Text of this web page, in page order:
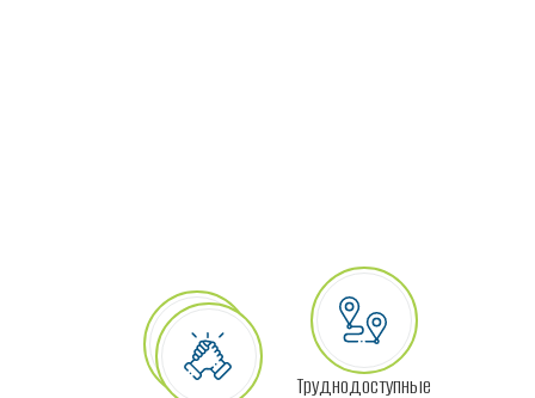
Труднодоступные